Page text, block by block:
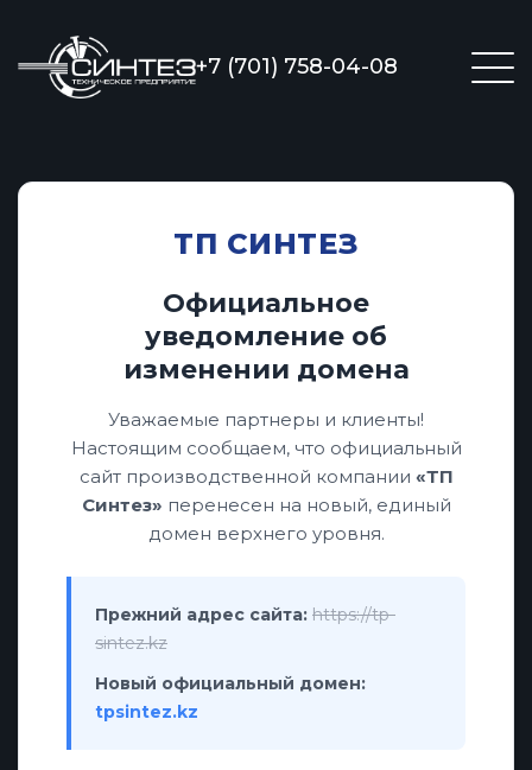
+7 (701) 758-04-08
ТП СИНТЕЗ
Официальное
уведомление об
изменении домена
Уважаемые партнеры и клиенты!
Настоящим сообщаем, что официальный
сайт производственной компании «ТП
Синтез» перенесен на новый, единый
домен верхнего уровня.
Прежний адрес сайта: https://tp-
sintez.kz
Новый официальный домен:
tpsintez.kz